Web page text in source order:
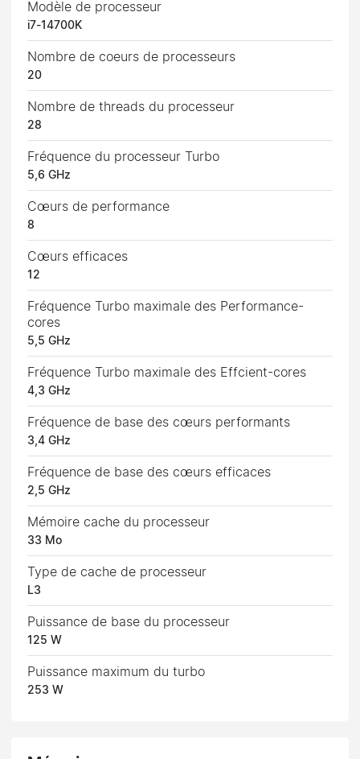
Modèle de processeur
i7-14700K
Nombre de coeurs de processeurs
20
Nombre de threads du processeur
28
Fréquence du processeur Turbo
5,6 GHz
Cœurs de performance
8
Cœurs efficaces
12
Fréquence Turbo maximale des Performance-
cores
5,5 GHz
Fréquence Turbo maximale des Effcient-cores
4,3 GHz
Fréquence de base des cœurs performants
3,4 GHz
Fréquence de base des cœurs efficaces
2,5 GHz
Mémoire cache du processeur
33 Mo
Type de cache de processeur
L3
Puissance de base du processeur
125 W
Puissance maximum du turbo
253 W